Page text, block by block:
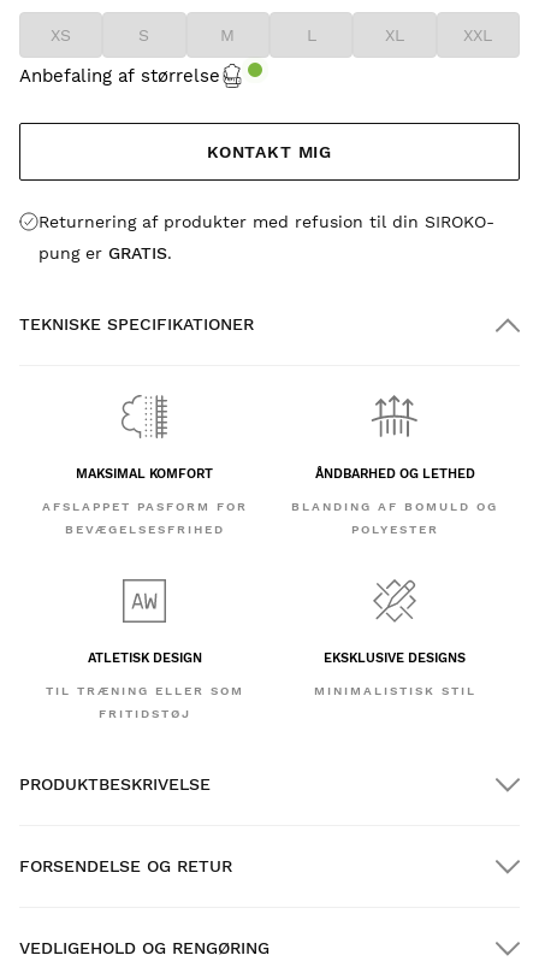
XS S M L XL XXL
Anbefaling af størrelse
KONTAKT MIG
Returnering af produkter med refusion til din SIROKO-
pung er GRATIS.
TEKNISKE SPECIFIKATIONER
MAKSIMAL KOMFORT
AFSLAPPET PASFORM FOR
BEVÆGELSESFRIHED
ÅNDBARHED OG LETHED
BLANDING AF BOMULD OG
POLYESTER
ATLETISK DESIGN
TIL TRÆNING ELLER SOM
FRITIDSTØJ
EKSKLUSIVE DESIGNS
MINIMALISTISK STIL
PRODUKTBESKRIVELSE
FORSENDELSE OG RETUR
VEDLIGEHOLD OG RENGØRING